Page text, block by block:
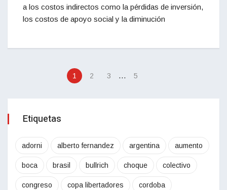
a los costos indirectos como la pérdidas de inversión,
los costos de apoyo social y la diminución
1 2 3 … 5
Etiquetas
adorni alberto fernandez argentina aumento
boca brasil bullrich choque colectivo
congreso copa libertadores cordoba